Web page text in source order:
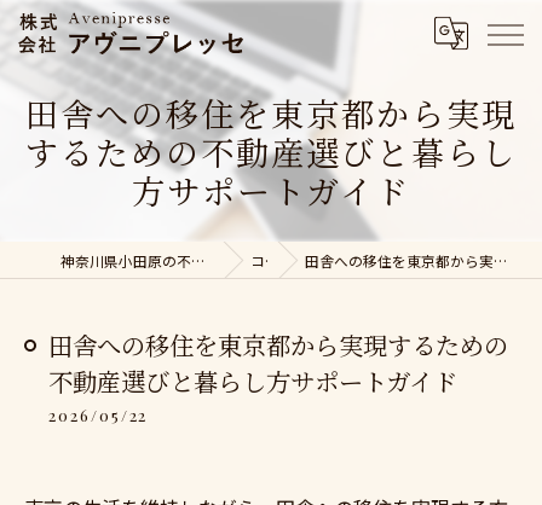
田舎への移住を東京都から実現
するための不動産選びと暮らし
方サポートガイド
神奈川県小田原の不動産売却なら株式会社アヴニプレッセ コラム 田舎への移住を東京都から実現するための不動産選びと暮らし方サポートガイド
田舎への移住を東京都から実現するための
不動産選びと暮らし方サポートガイド
2026/05/22